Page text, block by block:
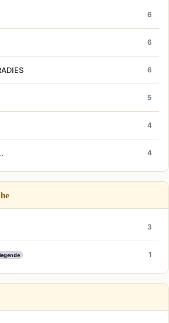
6
6
6
5
4
4
3
1